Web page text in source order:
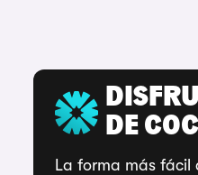
DE
La forma más fácil